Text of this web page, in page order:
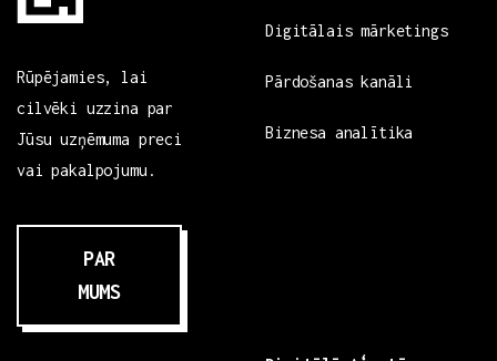
Rūpējamies, lai
cilvēki uzzina par
Jūsu uzņēmuma preci
vai pakalpojumu.
PAR
MUMS
Digitālais mārketings
Pārdošanas kanāli
Biznesa analītika